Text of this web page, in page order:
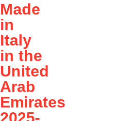
Made
in
Italy
in the
United
Arab
Emirates